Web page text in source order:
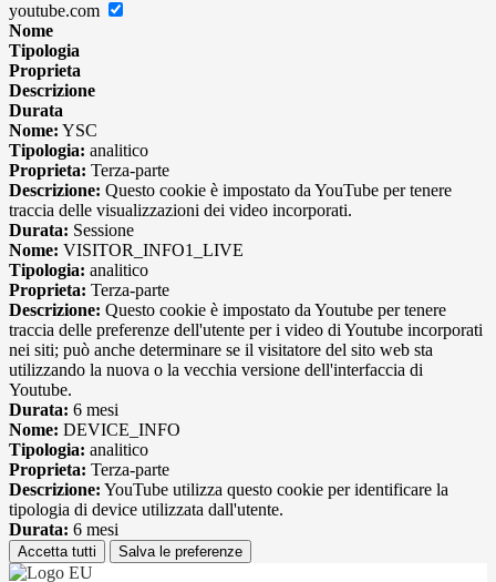
youtube.com
Nome
Tipologia
Proprieta
Descrizione
Durata
Nome: YSC
Tipologia: analitico
Proprieta: Terza-parte
Descrizione: Questo cookie è impostato da YouTube per tenere
traccia delle visualizzazioni dei video incorporati.
Durata: Sessione
Nome: VISITOR_INFO1_LIVE
Tipologia: analitico
Proprieta: Terza-parte
Descrizione: Questo cookie è impostato da Youtube per tenere
traccia delle preferenze dell'utente per i video di Youtube incorporati
nei siti; può anche determinare se il visitatore del sito web sta
utilizzando la nuova o la vecchia versione dell'interfaccia di
Youtube.
Durata: 6 mesi
Nome: DEVICE_INFO
Tipologia: analitico
Proprieta: Terza-parte
Descrizione: YouTube utilizza questo cookie per identificare la
tipologia di device utilizzata dall'utente.
Durata: 6 mesi
Accetta tutti Salva le preferenze